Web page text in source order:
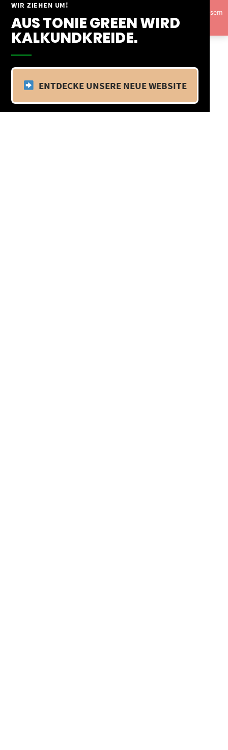
WIR ZIEHEN UM!
AUS TONIE GREEN WIRD
KALKUNDKREIDE.
ENTDECKE UNSERE NEUE WEBSITE
Springe
Inhalt
Vom 09.04.25 - 20.04.25 befinden wir uns im Betriebsurlaub. In diesem
Zeitraum findet kein Versand statt.Ausblenden